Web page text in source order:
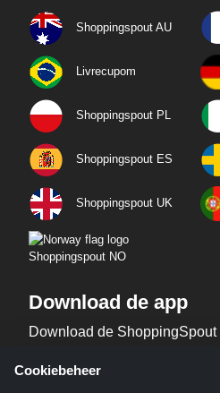
Shoppingspout AU
Livrecupom
Shoppingspout PL
Shoppingspout ES
Shoppingspout UK
Shoppingspout NO
Download de app
Download de
Cookiebeheer